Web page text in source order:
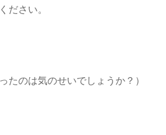
ださい。
たのは気のせいでしょうか？）